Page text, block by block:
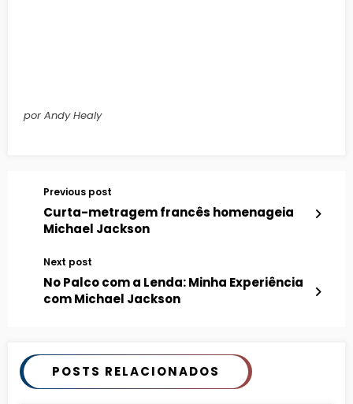
por Andy Healy
Previous post
Curta-metragem francês homenageia
Michael Jackson
Next post
No Palco com a Lenda: Minha Experiência
com Michael Jackson
POSTS RELACIONADOS